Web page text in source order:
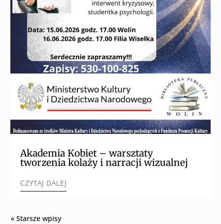
Akademia Kobiet – warsztaty
tworzenia kolaży i narracji wizualnej
CZYTAJ DALEJ
« Starsze wpisy